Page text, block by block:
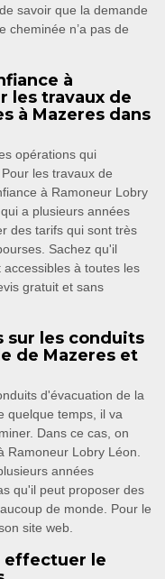
savoir que la demande
cheminée n’a pas de
à
les travaux de
à Mazeres dans
opérations qui
les travaux de
à Ramoneur Lobry
a plusieurs années
des tarifs qui sont très
Sachez qu'il
à toutes les
gratuit et sans
sur les conduits
de Mazeres et
d'évacuation de la
quelque temps, il va
Dans ce cas, on
Ramoneur Lobry Léon.
années
qu'il peut proposer des
de monde. Pour le
site web.
effectuer le